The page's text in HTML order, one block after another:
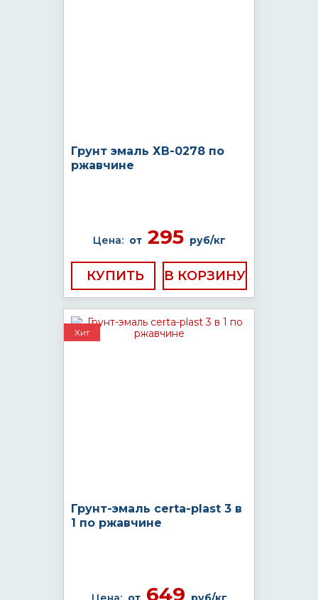
Грунт эмаль ХВ-0278 по
ржавчине
Цена: от295 руб/кг
КУПИТЬ
Хит
Грунт-эмаль certa-plast 3 в
1 по ржавчине
649